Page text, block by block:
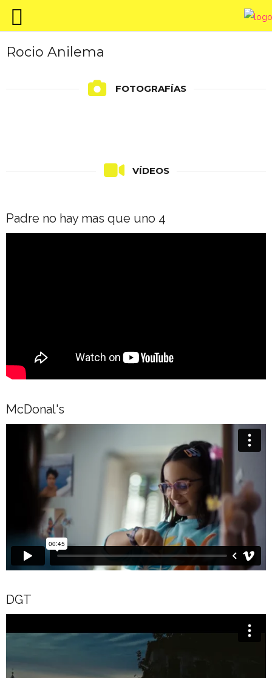
Rocio Anilema
FOTOGRAFÍAS
VÍDEOS
Padre no hay mas que uno 4
McDonal's
DGT